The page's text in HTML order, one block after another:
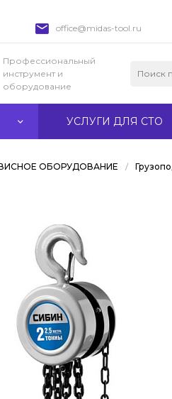
office@midas-tool.ru
Профессиональный
инструмент и
оборудование
УСЛУГИ ДЛЯ СТО
ОБОРУДОВАНИЕ /